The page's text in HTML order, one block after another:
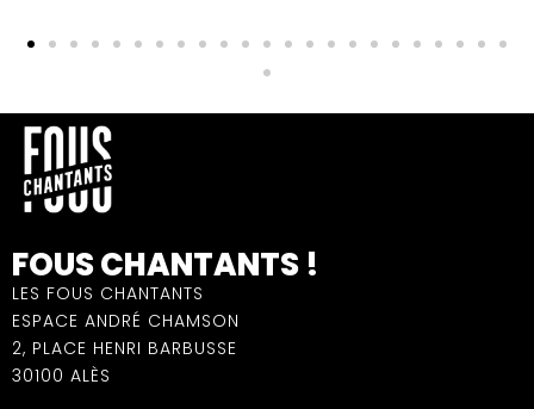
FOUS CHANTANTS !
LES FOUS CHANTANTS
ESPACE ANDRÉ CHAMSON
2, PLACE HENRI BARBUSSE
30100 ALÈS